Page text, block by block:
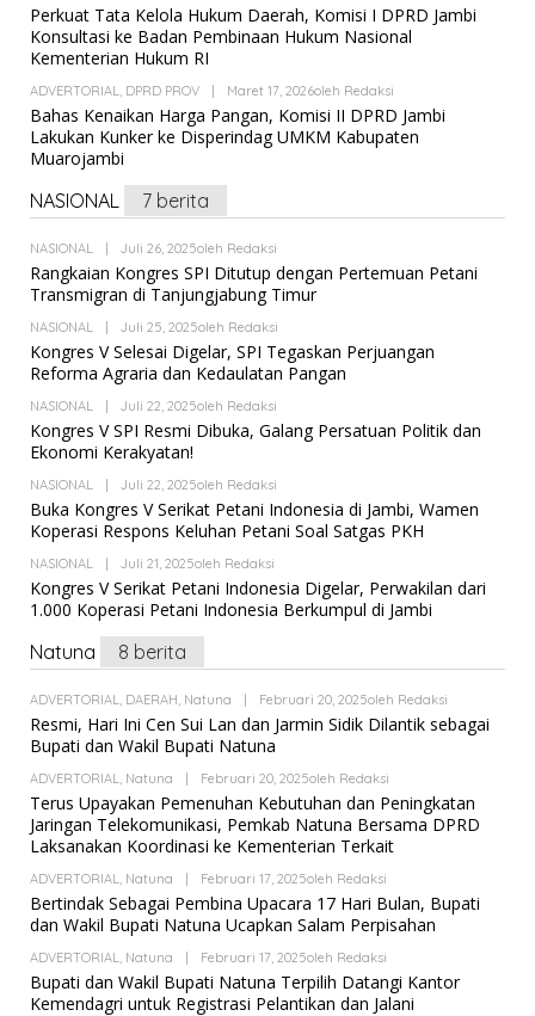
Perkuat Tata Kelola Hukum Daerah, Komisi I DPRD Jambi
Konsultasi ke Badan Pembinaan Hukum Nasional
Kementerian Hukum RI
ADVERTORIAL, DPRD PROV Maret 17, 2026Oleh Redaksi
Bahas Kenaikan Harga Pangan, Komisi II DPRD Jambi
Lakukan Kunker ke Disperindag UMKM Kabupaten
Muarojambi
NASIONAL 7 berita
NASIONAL Juli 26, 2025Oleh Redaksi
Rangkaian Kongres SPI Ditutup dengan Pertemuan Petani
Transmigran di Tanjungjabung Timur
NASIONAL Juli 25, 2025Oleh Redaksi
Kongres V Selesai Digelar, SPI Tegaskan Perjuangan
Reforma Agraria dan Kedaulatan Pangan
NASIONAL Juli 22, 2025Oleh Redaksi
Kongres V SPI Resmi Dibuka, Galang Persatuan Politik dan
Ekonomi Kerakyatan!
NASIONAL Juli 22, 2025Oleh Redaksi
Buka Kongres V Serikat Petani Indonesia di Jambi, Wamen
Koperasi Respons Keluhan Petani Soal Satgas PKH
NASIONAL Juli 21, 2025Oleh Redaksi
Kongres V Serikat Petani Indonesia Digelar, Perwakilan dari
1.000 Koperasi Petani Indonesia Berkumpul di Jambi
Natuna 8 berita
ADVERTORIAL, DAERAH, Natuna Februari 20, 2025Oleh Redaksi
Resmi, Hari Ini Cen Sui Lan dan Jarmin Sidik Dilantik sebagai
Bupati dan Wakil Bupati Natuna
ADVERTORIAL, Natuna Februari 20, 2025Oleh Redaksi
Terus Upayakan Pemenuhan Kebutuhan dan Peningkatan
Jaringan Telekomunikasi, Pemkab Natuna Bersama DPRD
Laksanakan Koordinasi ke Kementerian Terkait
ADVERTORIAL, Natuna Februari 17, 2025Oleh Redaksi
Bertindak Sebagai Pembina Upacara 17 Hari Bulan, Bupati
dan Wakil Bupati Natuna Ucapkan Salam Perpisahan
ADVERTORIAL, Natuna Februari 17, 2025Oleh Redaksi
Bupati dan Wakil Bupati Natuna Terpilih Datangi Kantor
Kemendagri untuk Registrasi Pelantikan dan Jalani